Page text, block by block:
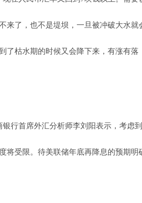
来了，也不是堤坝，一旦被冲破大水
了枯水期的时候又会降下来，有涨有落
银行首席外汇分析师李刘阳表示，考虑
将受限。待美联储年底再降息的预期